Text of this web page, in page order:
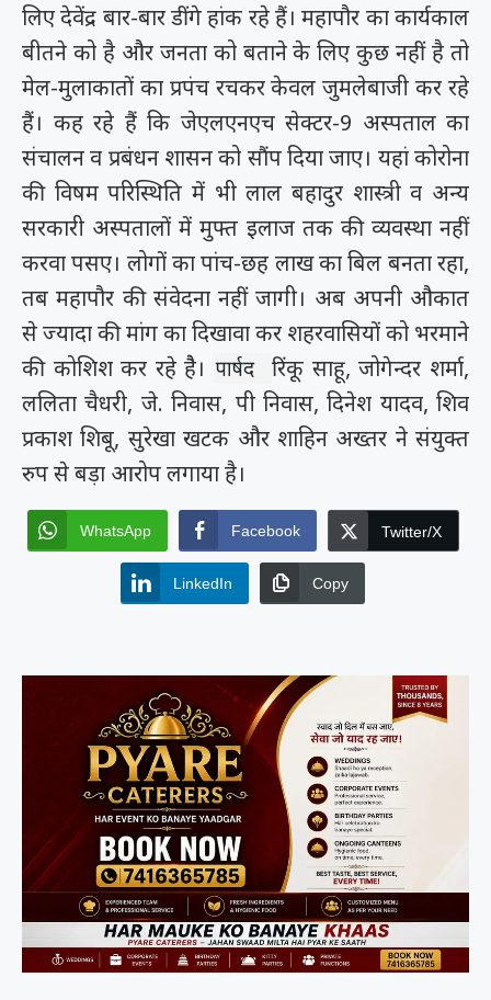
लिए देवेंद्र बार-बार डींगे हांक रहे हैं। महापौर का कार्यकाल
बीतने को है और जनता को बताने के लिए कुछ नहीं है तो
मेल-मुलाकातों का प्रपंच रचकर केवल जुमलेबाजी कर रहे
हैं। कह रहे हैं कि जेएलएनएच सेक्टर-9 अस्पताल का
संचालन व प्रबंधन शासन को सौंप दिया जाए। यहां कोरोना
की विषम परिस्थिति में भी लाल बहादुर शास्त्री व अन्य
सरकारी अस्पतालों में मुफ्त इलाज तक की व्यवस्था नहीं
करवा पसए। लोगों का पांच-छह लाख का बिल बनता रहा,
तब महापौर की संवेदना नहीं जागी। अब अपनी औकात
से ज्यादा की मांग का दिखावा कर शहरवासियों को भरमाने
की कोशिश कर रहे हैै। पार्षद रिंकू साहू, जोगेन्दर शर्मा,
ललिता चैधरी, जे. निवास, पी निवास, दिनेश यादव, शिव
प्रकाश शिबू, सुरेखा खटक और शाहिन अख्तर ने संयुक्त
रुप से बड़ा आरोप लगाया है।
WhatsApp Facebook Twitter/X
LinkedIn Copy